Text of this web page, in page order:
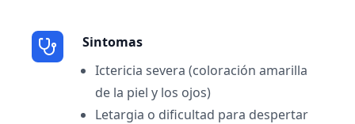
Sintomas
Ictericia severa (coloración amarilla
de la piel y los ojos)
Letargia o dificultad para despertar